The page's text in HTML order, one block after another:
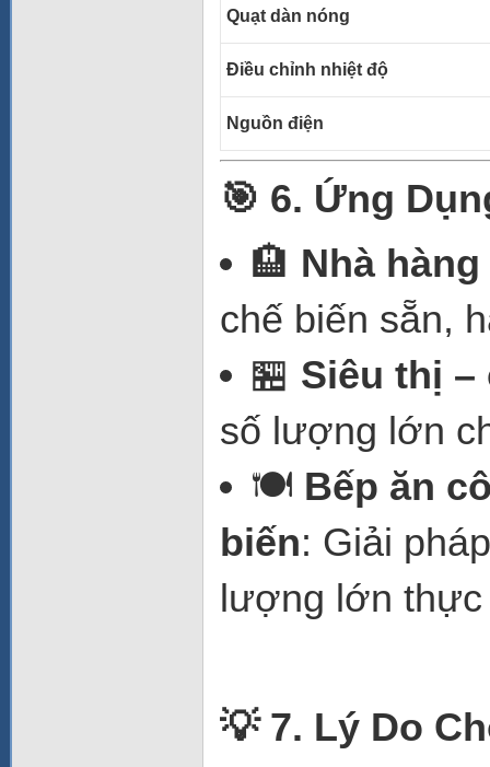
Quạt dàn nóng
Điều chỉnh nhiệt độ
Nguồn điện
🎯 6. Ứng
🏨 Nhà
chế biến sẵn,
🏪 Siêu thị
số lượng lớn
🍽️ Bếp ăn
biến: Giải
lượng lớn thực
💡 7. Lý Do